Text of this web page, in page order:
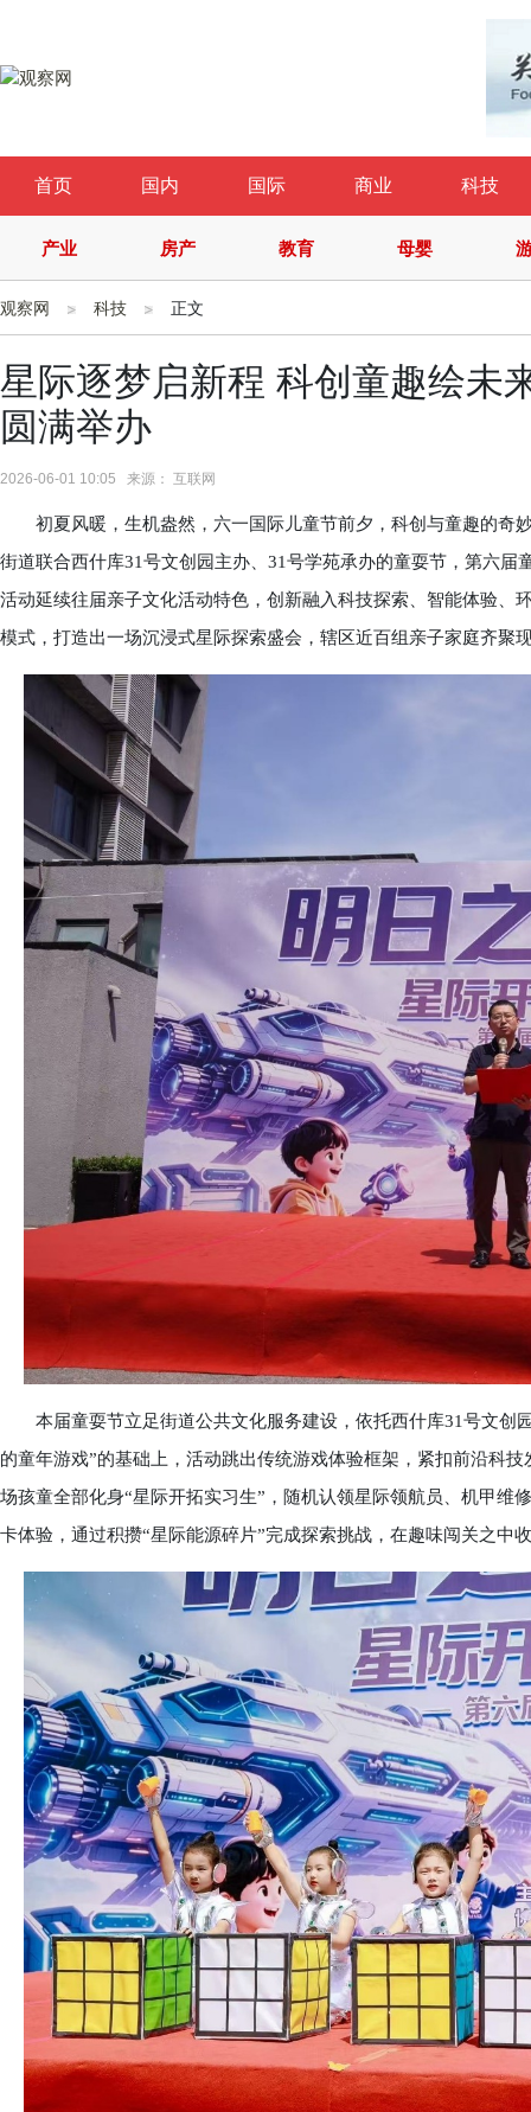
首页 国内 国际 商业 科技
产业 房产 教育 母婴
观察网 科技 正文
星际逐梦启新程 科创童趣绘未
圆满举办
2026-06-01 10:05 来源： 互联网
初夏风暖，生机盎然，六一国际儿童节前夕，科创与童趣的奇
街道联合西什库31号文创园主办、31号学苑承办的童耍节，第六
活动延续往届亲子文化活动特色，创新融入科技探索、智能体验、
模式，打造出一场沉浸式星际探索盛会，辖区近百组亲子家庭齐聚
本届童耍节立足街道公共文化服务建设，依托西什库31号文创
的童年游戏”的基础上，活动跳出传统游戏体验框架，紧扣前沿科
场孩童全部化身“星际开拓实习生”，随机认领星际领航员、机甲维
卡体验，通过积攒“星际能源碎片”完成探索挑战，在趣味闯关之中